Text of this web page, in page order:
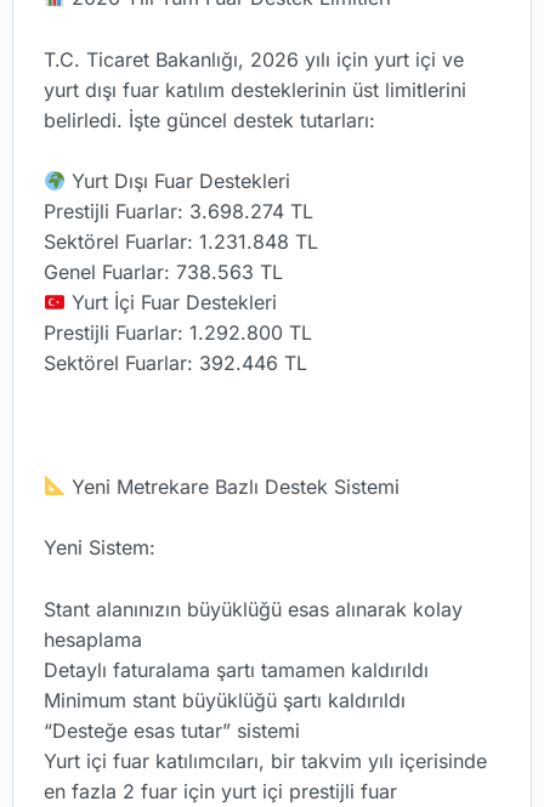
T.C. Ticaret Bakanlığı, 2026 yılı için yurt içi ve
yurt dışı fuar katılım desteklerinin üst limitlerini
belirledi. İşte güncel destek tutarları:
Yurt Dışı Fuar Destekleri
Prestijli Fuarlar: 3.698.274 TL
Sektörel Fuarlar: 1.231.848 TL
Genel Fuarlar: 738.563 TL
Yurt İçi Fuar Destekleri
Prestijli Fuarlar: 1.292.800 TL
Sektörel Fuarlar: 392.446 TL
Yeni Metrekare Bazlı Destek Sistemi
Yeni Sistem:
Stant alanınızın büyüklüğü esas alınarak kolay
hesaplama
Detaylı faturalama şartı tamamen kaldırıldı
Minimum stant büyüklüğü şartı kaldırıldı
“Desteğe esas tutar” sistemi
Yurt içi fuar katılımcıları, bir takvim yılı içerisinde
en fazla 2 fuar için yurt içi prestijli fuar